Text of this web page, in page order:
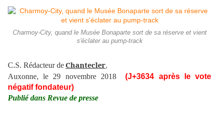
Charmoy-City, quand le Musée Bonaparte sort de sa réserve et vient
s'éclater au pump-track
C.S. Rédacteur deChantecler,
Auxonne, le 29 novembre 2018
(J+3634 après le vote
négatif fondateur)
Publié dans Revue de presse